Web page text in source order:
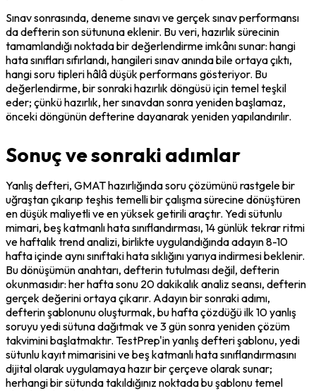
Sınav sonrasında, deneme sınavı ve gerçek sınav performansı
da defterin son sütununa eklenir. Bu veri, hazırlık sürecinin
tamamlandığı noktada bir değerlendirme imkânı sunar: hangi
hata sınıfları sıfırlandı, hangileri sınav anında bile ortaya çıktı,
hangi soru tipleri hâlâ düşük performans gösteriyor. Bu
değerlendirme, bir sonraki hazırlık döngüsü için temel teşkil
eder; çünkü hazırlık, her sınavdan sonra yeniden başlamaz,
önceki döngünün defterine dayanarak yeniden yapılandırılır.
Sonuç ve sonraki adımlar
Yanlış defteri, GMAT hazırlığında soru çözümünü rastgele bir
uğraştan çıkarıp teşhis temelli bir çalışma sürecine dönüştüren
en düşük maliyetli ve en yüksek getirili araçtır. Yedi sütunlu
mimari, beş katmanlı hata sınıflandırması, 14 günlük tekrar ritmi
ve haftalık trend analizi, birlikte uygulandığında adayın 8-10
hafta içinde aynı sınıftaki hata sıklığını yarıya indirmesi beklenir.
Bu dönüşümün anahtarı, defterin tutulması değil, defterin
okunmasıdır: her hafta sonu 20 dakikalık analiz seansı, defterin
gerçek değerini ortaya çıkarır. Adayın bir sonraki adımı,
defterin şablonunu oluşturmak, bu hafta çözdüğü ilk 10 yanlış
soruyu yedi sütuna dağıtmak ve 3 gün sonra yeniden çözüm
takvimini başlatmaktır. TestPrep'in yanlış defteri şablonu, yedi
sütunlu kayıt mimarisini ve beş katmanlı hata sınıflandırmasını
dijital olarak uygulamaya hazır bir çerçeve olarak sunar;
herhangi bir sütunda takıldığınız noktada bu şablonu temel